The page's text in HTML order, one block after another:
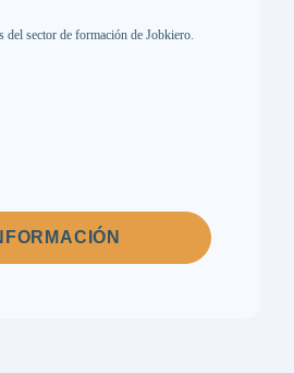
del sector de formación de Jobkiero.